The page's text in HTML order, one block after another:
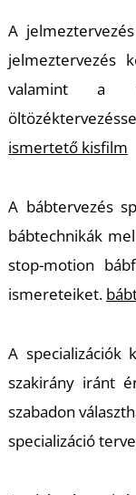
A
jelmeztervezés
valamint a
ismertető kisfilm
A bábtervezés
bábtechnikák
stop-motion
ismereteiket.
A specializációk
szakirány iránt
szabadon
specializáció